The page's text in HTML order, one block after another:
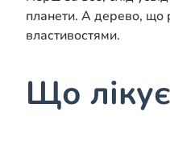
планети. А дерево, що
властивостями.
Що